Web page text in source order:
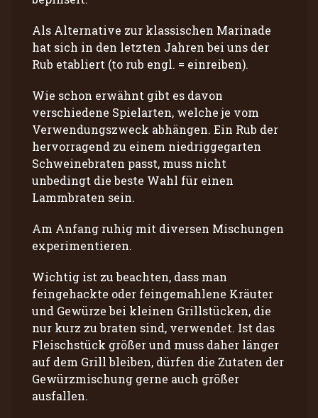
Als Alternative zur klassischen Marinade
hat sich in den letzten Jahren bei uns der
Rub etabliert (to rub engl. = einreiben).
Wie schon erwähnt gibt es davon
verschiedene Spielarten, welche je vom
Verwendungszweck abhängen. Ein Rub der
hervorragend zu einem niedriggegarten
Schweinebraten passt, muss nicht
unbedingt die beste Wahl für einen
Lammbraten sein.
Am Anfang ruhig mit diversen Mischungen
experimentieren.
Wichtig ist zu beachten, dass man
feingehackte oder feingemahlene Kräuter
und Gewürze bei kleinen Grillstücken, die
nur kurz zu braten sind, verwendet. Ist das
Fleischstück größer und muss daher länger
auf dem Grill bleiben, dürfen die Zutaten der
Gewürzmischung gerne auch größer
ausfallen.